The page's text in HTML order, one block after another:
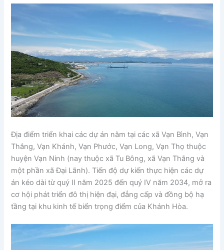
Địa điểm triển khai các dự án nằm tại các xã Vạn Bình, Vạn
Thắng, Vạn Khánh, Vạn Phước, Vạn Long, Vạn Thọ thuộc
huyện Vạn Ninh (nay thuộc xã Tu Bông, xã Vạn Thắng và
một phần xã Đại Lãnh). Tiến độ dự kiến thực hiện các dự
án kéo dài từ quý II năm 2025 đến quý IV năm 2034, mở ra
cơ hội phát triển đô thị hiện đại, đẳng cấp và đồng bộ hạ
tầng tại khu kinh tế biển trọng điểm của Khánh Hòa.